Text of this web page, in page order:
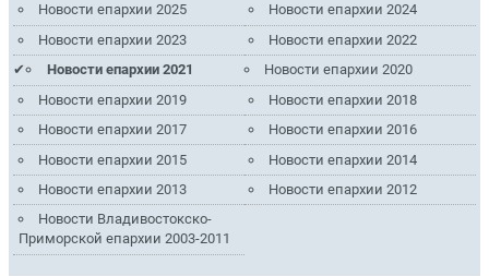
Новости епархии 2025
Новости епархии 2024
Новости епархии 2023
Новости епархии 2022
Новости епархии 2021
Новости епархии 2020
Новости епархии 2019
Новости епархии 2018
Новости епархии 2017
Новости епархии 2016
Новости епархии 2015
Новости епархии 2014
Новости епархии 2013
Новости епархии 2012
Новости Владивостокско-
Приморской епархии 2003-2011